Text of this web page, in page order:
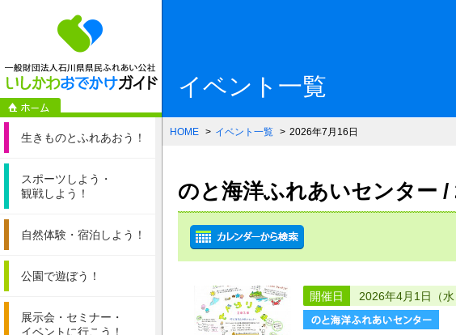
一般財団法人石川県県
生きものとふれあおう！
スポーツしよう・
観戦しよう！
自然体験・ 宿泊しよう！
公園で遊ぼう！
展示会・セミナー・
イベントに行こう！
イベント一覧
HOME イベント一覧 2026年7月16日
のと海洋ふれあいセンター
開催日 2026年4月1日（